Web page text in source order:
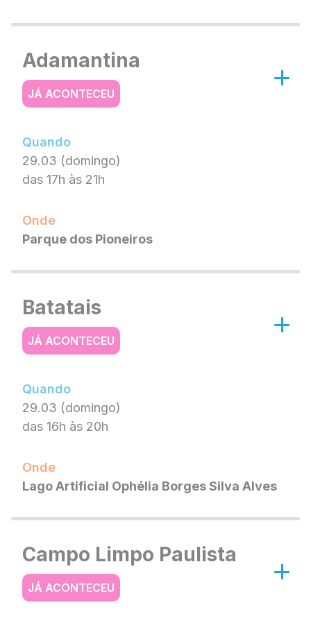
Adamantina
JÁ ACONTECEU
Quando
29.03 (domingo)
das 17h às 21h
Onde
Parque dos Pioneiros
Batatais
JÁ ACONTECEU
Quando
29.03 (domingo)
das 16h às 20h
Onde
Lago Artificial Ophélia Borges Silva Alves
Campo Limpo Paulista
JÁ ACONTECEU